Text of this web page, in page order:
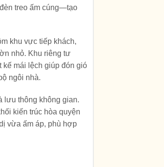
treo ấm cúng—tạo
khu vực tiếp khách,
nhỏ. Khu riêng tư
kế mái lệch giúp đón gió
ngôi nhà.
lưu thông không gian.
kiến trúc hòa quyện
vừa ấm áp, phù hợp